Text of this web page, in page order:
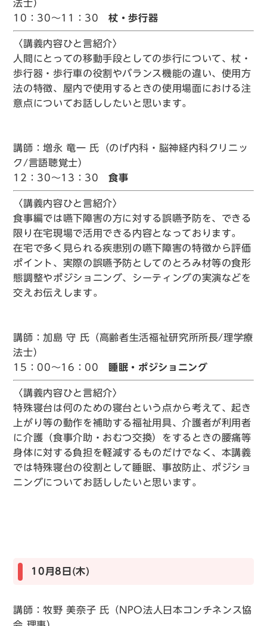
法士）
10：30～11：30杖・歩行器
〈講義内容ひと言紹介〉
人間にとっての移動手段としての歩行について、杖・
歩行器・歩行車の役割やバランス機能の違い、使用方
法の特徴、屋内で使用するときの使用場面における注
意点についてお話ししたいと思います。
講師：増永 竜一 氏（のげ内科・脳神経内科クリニッ
ク/言語聴覚士）
12：30～13：30食事
〈講義内容ひと言紹介〉
食事編では嚥下障害の方に対する誤嚥予防を、できる
限り在宅現場で活用できる内容となっております。
在宅で多く見られる疾患別の嚥下障害の特徴から評価
ポイント、実際の誤嚥予防としてのとろみ材等の食形
態調整やポジショニング、シーティングの実演などを
交えお伝えします。
講師：加島 守 氏（高齢者生活福祉研究所所長/理学療
法士）
15：00～16：00
睡眠・ポジショニング
〈講義内容ひと言紹介〉
特殊寝台は何のための寝台という点から考えて、起き
上がり等の動作を補助する福祉用具、介護者が利用者
に介護（食事介助・おむつ交換）をするときの腰痛等
身体に対する負担を軽減するものだけでなく、本講義
では特殊寝台の役割として睡眠、事故防止、ポジショ
ニングについてお話ししたいと思います。
10月8日(木)
講師：牧野 美奈子 氏（NPO法人日本コンチネンス協